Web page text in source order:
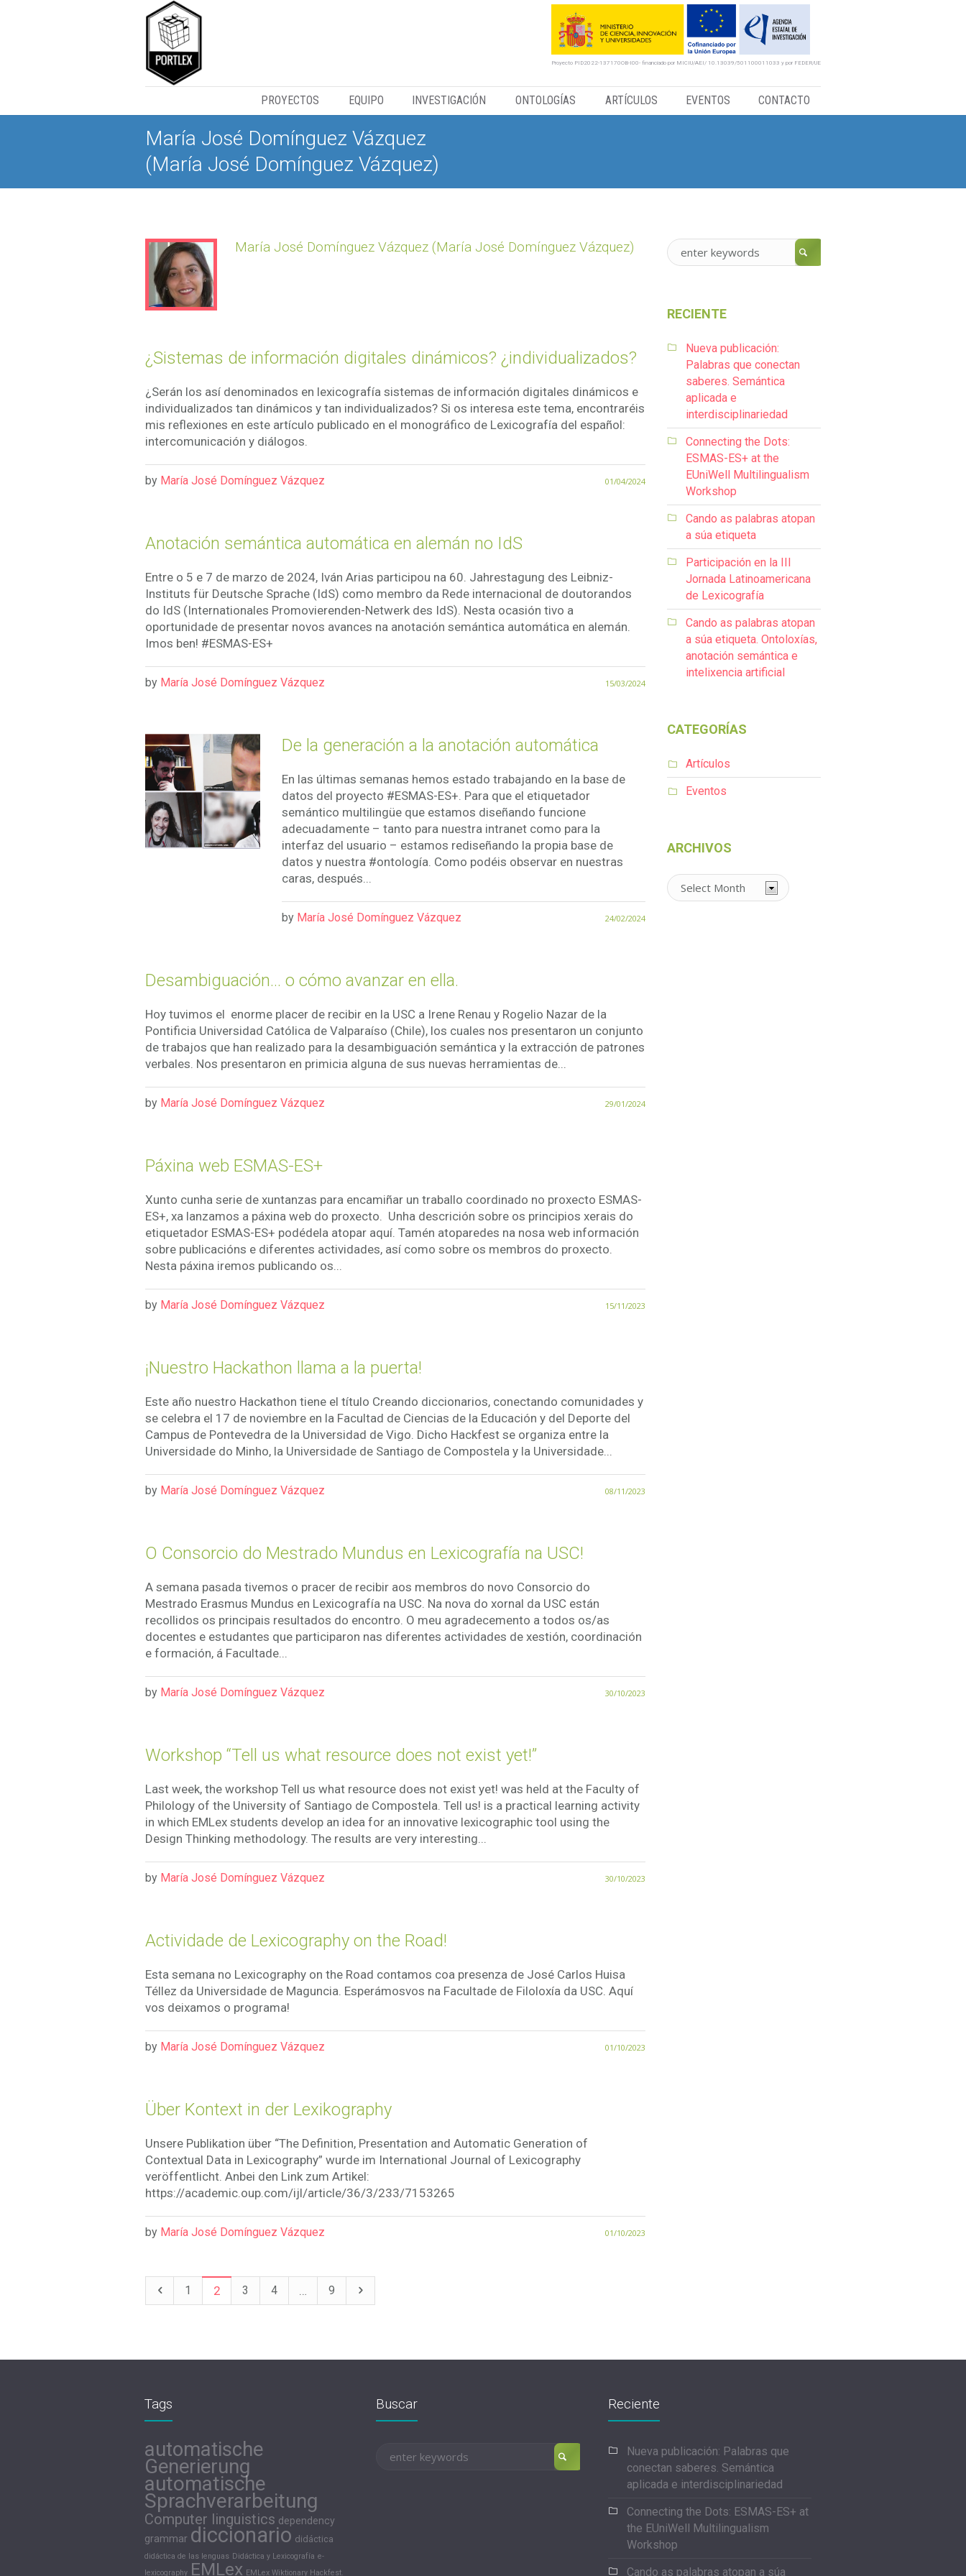
Proyecto PID2022-137170OB-I00- financiado por MICIU/AEI/ 10.13039/501100011033 y por FEDER/UE
PROYECTOS EQUIPO INVESTIGACIÓN ONTOLOGÍAS ARTÍCULOS EVENTOS CONTACTO
María José Domínguez Vázquez
(María José Domínguez Vázquez)
María José Domínguez Vázquez (María José Domínguez Vázquez)
¿Sistemas de información digitales dinámicos? ¿individualizados?
¿Serán los así denominados en lexicografía sistemas de información digitales dinámicos e
individualizados tan dinámicos y tan individualizados? Si os interesa este tema, encontraréis
mis reflexiones en este artículo publicado en el monográfico de Lexicografía del español:
intercomunicación y diálogos.
01/04/2024
by María José Domínguez Vázquez
Anotación semántica automática en alemán no IdS
Entre o 5 e 7 de marzo de 2024, Iván Arias participou na 60. Jahrestagung des Leibniz-
Instituts für Deutsche Sprache (IdS) como membro da Rede internacional de doutorandos
do IdS (Internationales Promovierenden-Netwerk des IdS). Nesta ocasión tivo a
oportunidade de presentar novos avances na anotación semántica automática en alemán.
Imos ben! #ESMAS-ES+
15/03/2024
by María José Domínguez Vázquez
De la generación a la anotación automática
En las últimas semanas hemos estado trabajando en la base de
datos del proyecto #ESMAS-ES+. Para que el etiquetador
semántico multilingüe que estamos diseñando funcione
adecuadamente – tanto para nuestra intranet como para la
interfaz del usuario – estamos rediseñando la propia base de
datos y nuestra #ontología. Como podéis observar en nuestras
caras, después...
24/02/2024
by María José Domínguez Vázquez
Desambiguación… o cómo avanzar en ella.
Hoy tuvimos el enorme placer de recibir en la USC a Irene Renau y Rogelio Nazar de la
Pontificia Universidad Católica de Valparaíso (Chile), los cuales nos presentaron un conjunto
de trabajos que han realizado para la desambiguación semántica y la extracción de patrones
verbales. Nos presentaron en primicia alguna de sus nuevas herramientas de...
29/01/2024
by María José Domínguez Vázquez
Páxina web ESMAS-ES+
Xunto cunha serie de xuntanzas para encamiñar un traballo coordinado no proxecto ESMAS-
ES+, xa lanzamos a páxina web do proxecto. Unha descrición sobre os principios xerais do
etiquetador ESMAS-ES+ podédela atopar aquí. Tamén atoparedes na nosa web información
sobre publicacións e diferentes actividades, así como sobre os membros do proxecto.
Nesta páxina iremos publicando os...
15/11/2023
by María José Domínguez Vázquez
¡Nuestro Hackathon llama a la puerta!
Este año nuestro Hackathon tiene el título Creando diccionarios, conectando comunidades y
se celebra el 17 de noviembre en la Facultad de Ciencias de la Educación y del Deporte del
Campus de Pontevedra de la Universidad de Vigo. Dicho Hackfest se organiza entre la
Universidade do Minho, la Universidade de Santiago de Compostela y la Universidade...
08/11/2023
by María José Domínguez Vázquez
O Consorcio do Mestrado Mundus en Lexicografía na USC!
A semana pasada tivemos o pracer de recibir aos membros do novo Consorcio do
Mestrado Erasmus Mundus en Lexicografía na USC. Na nova do xornal da USC están
recollidos os principais resultados do encontro. O meu agradecemento a todos os/as
docentes e estudantes que participaron nas diferentes actividades de xestión, coordinación
e formación, á Facultade...
30/10/2023
by María José Domínguez Vázquez
Workshop “Tell us what resource does not exist yet!”
Last week, the workshop Tell us what resource does not exist yet! was held at the Faculty of
Philology of the University of Santiago de Compostela. Tell us! is a practical learning activity
in which EMLex students develop an idea for an innovative lexicographic tool using the
Design Thinking methodology. The results are very interesting...
30/10/2023
by María José Domínguez Vázquez
Actividade de Lexicography on the Road!
Esta semana no Lexicography on the Road contamos coa presenza de José Carlos Huisa
Téllez da Universidade de Maguncia. Esperámosvos na Facultade de Filoloxía da USC. Aquí
vos deixamos o programa!
01/10/2023
by María José Domínguez Vázquez
Über Kontext in der Lexikography
Unsere Publikation über “The Definition, Presentation and Automatic Generation of
Contextual Data in Lexicography” wurde im International Journal of Lexicography
veröffentlicht. Anbei den Link zum Artikel:
https://academic.oup.com/ijl/article/36/3/233/7153265
01/10/2023
by María José Domínguez Vázquez
1 2 3 4 … 9
RECIENTE
Nueva publicación:
Palabras que conectan
saberes. Semántica
aplicada e
interdisciplinariedad
Connecting the Dots:
ESMAS-ES+ at the
EUniWell Multilingualism
Workshop
Cando as palabras atopan
a súa etiqueta
Participación en la III
Jornada Latinoamericana
de Lexicografía
Cando as palabras atopan
a súa etiqueta. Ontoloxías,
anotación semántica e
intelixencia artificial
CATEGORÍAS
Artículos
Eventos
ARCHIVOS
Archivos
Tags
automatische
Generierung
automatische
Sprachverarbeitung
Computer linguistics dependency
grammar diccionario didáctica
didáctica de las lenguas Didáctica y Lexicografía e-
lexicography EMLex EMLex Wiktionary Hackfest.
Buscar Reciente
Nueva publicación: Palabras que
conectan saberes. Semántica
aplicada e interdisciplinariedad
Connecting the Dots: ESMAS-ES+ at
the EUniWell Multilingualism
Workshop
Cando as palabras atopan a súa